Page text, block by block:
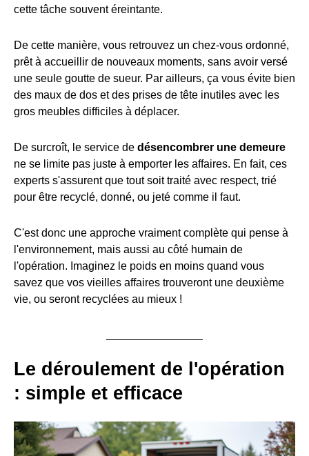
cette tâche souvent éreintante.
De cette manière, vous retrouvez un chez-vous ordonné,
prêt à accueillir de nouveaux moments, sans avoir versé
une seule goutte de sueur. Par ailleurs, ça vous évite bien
des maux de dos et des prises de tête inutiles avec les
gros meubles difficiles à déplacer.
De surcroît, le service de désencombrer une demeure
ne se limite pas juste à emporter les affaires. En fait, ces
experts s'assurent que tout soit traité avec respect, trié
pour être recyclé, donné, ou jeté comme il faut.
C'est donc une approche vraiment complète qui pense à
l'environnement, mais aussi au côté humain de
l'opération. Imaginez le poids en moins quand vous
savez que vos vieilles affaires trouveront une deuxième
vie, ou seront recyclées au mieux !
Le déroulement de l'opération
: simple et efficace